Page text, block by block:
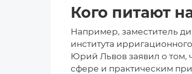
Кого питают
Например, заместитель
института
Юрий Львов заявил о том,
сфере и практическим